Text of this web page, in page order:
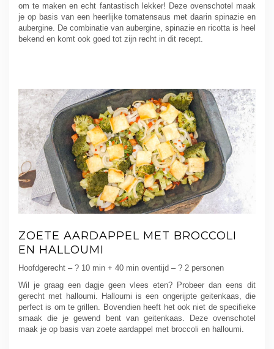
om te maken en echt fantastisch lekker! Deze ovenschotel maak
je op basis van een heerlijke tomatensaus met daarin spinazie en
aubergine. De combinatie van aubergine, spinazie en ricotta is heel
bekend en komt ook goed tot zijn recht in dit recept.
ZOETE AARDAPPEL MET BROCCOLI
EN HALLOUMI
Hoofdgerecht – ? 10 min + 40 min oventijd – ? 2 personen
Wil je graag een dagje geen vlees eten? Probeer dan eens dit
gerecht met halloumi. Halloumi is een ongerijpte geitenkaas, die
perfect is om te grillen. Bovendien heeft het ook niet de specifieke
smaak die je gewend bent van geitenkaas. Deze ovenschotel
maak je op basis van zoete aardappel met broccoli en halloumi.